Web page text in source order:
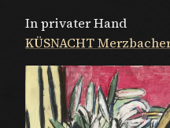
In privater Hand
KÜSNACHT